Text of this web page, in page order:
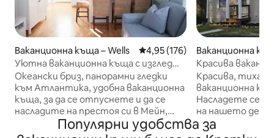
Ваканционна къща – Wells Средна оценка: 4,95 от 5,
4,95 (176)
Уютна ваканционна къща с изглед
към океана, Уелс, Мейн
Океански бриз, панорамни гледки
към Атлантика, удобна ваканционна
къща, за да се отпуснете и да се
насладите на престоя си в Мейн,
какво повече можете да поискате за
кратка почивка?! Тази уютна
Ваканционна
eton
Красива
езеро
Красива, тиха и
ваканционна
Насладете се
на нашето
Плувайте,
риба или
Популярни удобства за